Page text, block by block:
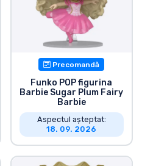
Precomandă
Funko POP figurina
Barbie Sugar Plum Fairy
Barbie
Aspectul așteptat:
18. 09. 2026